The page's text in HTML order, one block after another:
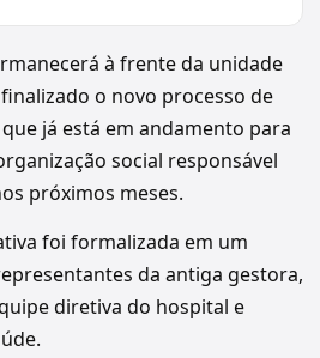
à frente da unidade
o novo processo de
já está em andamento para
social responsável
próximos meses.
foi formalizada em um
da antiga gestora,
diretiva do hospital e